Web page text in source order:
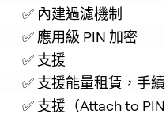
✅ 內建過濾機制
✅ 應用級 PIN 加密
✅ 支援
✅ 支援能量租賃，手
✅ 支援（Attach to